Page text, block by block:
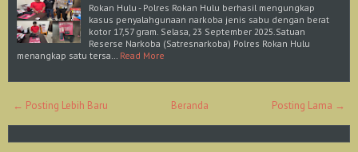
Rokan Hulu - Polres Rokan Hulu berhasil mengungkap
kasus penyalahgunaan narkoba jenis sabu dengan berat
kotor 17,57 gram. Selasa, 23 September 2025.Satuan
Reserse Narkoba (Satresnarkoba) Polres Rokan Hulu
menangkap satu tersa… Read More
← Posting Lebih Baru Posting Lama →
Beranda